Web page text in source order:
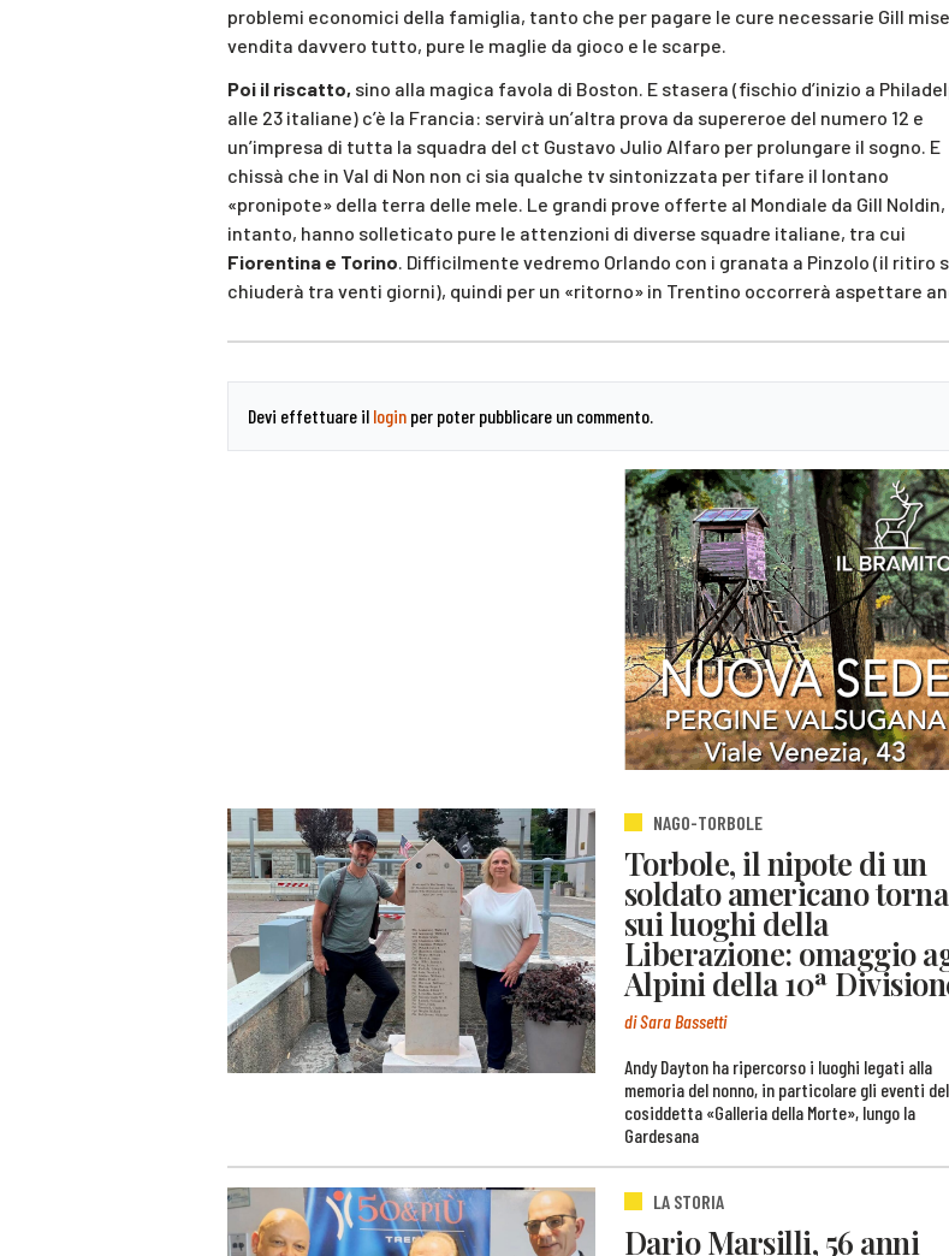
problemi economici della famiglia, tanto che per pagare le cure necessarie Gill
vendita davvero tutto, pure le maglie da gioco e le scarpe.
Poi il riscatto, sino alla magica favola di Boston. E stasera (fischio d’inizio a
alle 23 italiane) c’è la Francia: servirà un’altra prova da supereroe del numero 12 e
un’impresa di tutta la squadra del ct Gustavo Julio Alfaro per prolungare il sogno. E
chissà che in Val di Non non ci sia qualche tv sintonizzata per tifare il lontano
«pronipote» della terra delle mele. Le grandi prove offerte al Mondiale da Gill Noldin,
intanto, hanno solleticato pure le attenzioni di diverse squadre italiane, tra cui
Fiorentina e Torino. Difficilmente vedremo Orlando con i granata a Pinzolo (il ritiro
chiuderà tra venti giorni), quindi per un «ritorno» in Trentino occorrerà aspettare
Devi effettuare il login per poter pubblicare un commento.
NAGO-TORBOLE
Torbole, il nipote di un
soldato americano torna
sui luoghi della
Liberazione: omaggio
Alpini della 10ª
di Sara Bassetti
Andy Dayton ha ripercorso i luoghi legati alla
memoria del nonno, in particolare gli eventi
cosiddetta «Galleria della Morte», lungo la
Gardesana
LA STORIA
Dario Marsilli, 56 anni